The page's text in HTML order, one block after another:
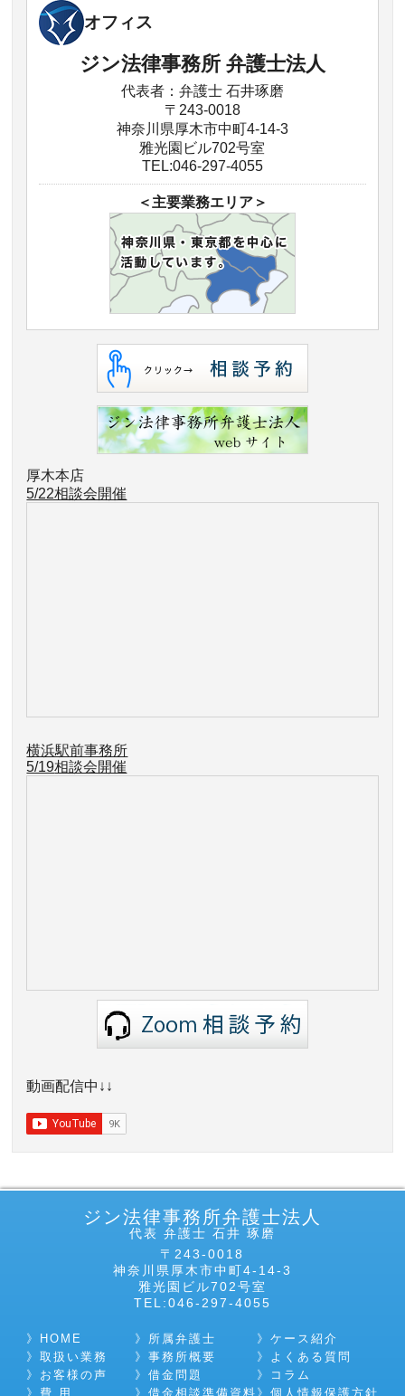
オフィス
ジン法律事務所 弁護士法人
代表者：弁護士 石井琢磨
〒243-0018
神奈川県厚木市中町4-14-3
雅光園ビル702号室
TEL:046-297-4055
＜主要業務エリア＞
厚木本店
5/22相談会開催
横浜駅前事務所
5/19相談会開催
動画配信中↓↓
ジン法律事務所弁護士法人
代表 弁護士 石井 琢磨
〒243-0018
神奈川県厚木市中町4-14-3
雅光園ビル702号室
TEL:046-297-4055
HOME
取扱い業務
お客様の声
費 用
所属弁護士
事務所概要
借金問題
借金相談準備資料
ケース紹介
よくある質問
コラム
個人情報保護方針